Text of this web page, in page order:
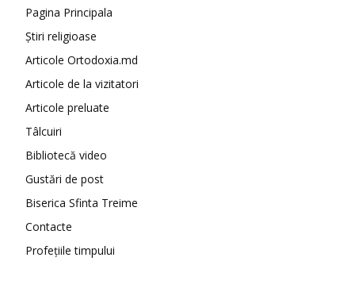
Pagina Principala
Știri religioase
Articole Ortodoxia.md
Articole de la vizitatori
Articole preluate
Tâlcuiri
Bibliotecă video
Gustări de post
Biserica Sfinta Treime
Contacte
Profețiile timpului